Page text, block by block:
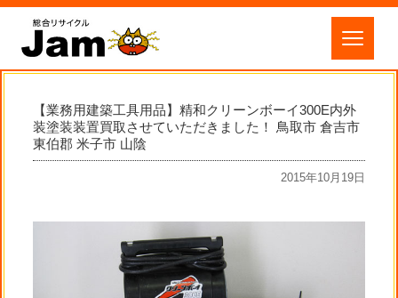
【業務用建築工具用品】精和クリーンボーイ300E内外
装塗装装置買取させていただきました！ 鳥取市 倉吉市
東伯郡 米子市 山陰
2015年10月19日